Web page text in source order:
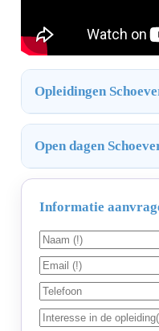
Opleidingen
Open dagen
Informatie